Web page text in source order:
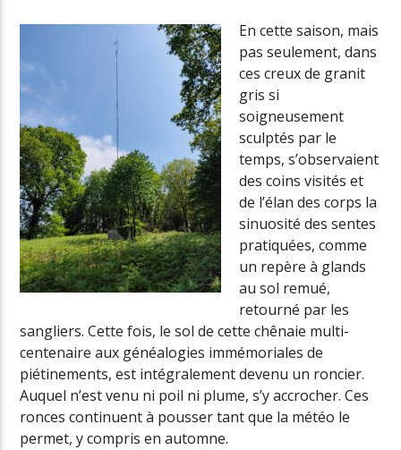
En cette saison, mais
pas seulement, dans
ces creux de granit
gris si
soigneusement
sculptés par le
temps, s’observaient
des coins visités et
de l’élan des corps la
sinuosité des sentes
pratiquées, comme
un repère à glands
au sol remué,
retourné par les
sangliers. Cette fois, le sol de cette chênaie multi-
centenaire aux généalogies immémoriales de
piétinements, est intégralement devenu un roncier.
Auquel n’est venu ni poil ni plume, s’y accrocher. Ces
ronces continuent à pousser tant que la météo le
permet, y compris en automne.